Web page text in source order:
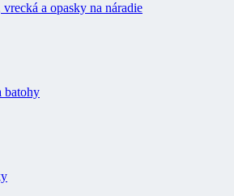
vrecká a opasky na náradie
batohy